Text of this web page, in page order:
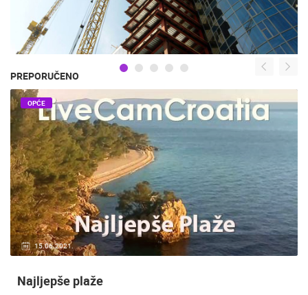
PREPORUČENO
15.06.2021.
OPĆE
Najljepše plaže